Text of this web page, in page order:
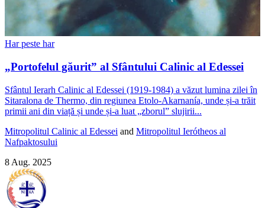
Har peste har
„Portofelul găurit” al Sfântului Calinic al Edessei
Sfântul Ierarh Calinic al Edessei (1919-1984) a văzut lumina zilei în
Sitaralona de Thermo, din regiunea Etolo-Akarnanía, unde și-a trăit
primii ani din viață și unde și-a luat „zborul” slujirii...
Mitropolitul Calinic al Edessei and Mitropolitul Ierótheos al
Nafpaktosului
8 Aug. 2025